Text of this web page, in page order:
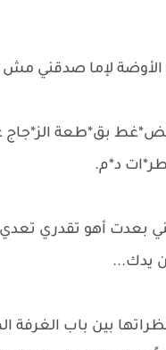
الأوضة لإما صدقني مش
بق*طعة الز*جاج
د*م.
بعدت أهو تقدري
يدك...
بين باب الغرفة